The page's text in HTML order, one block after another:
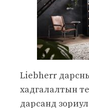
Liebherr дарсны
хадгалалтын
дарсанд